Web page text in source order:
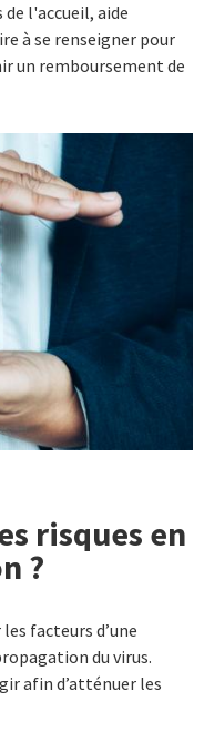
l'accueil, aide
à se renseigner pour
un remboursement de
risques en
?
facteurs d’une
du virus.
afin d’atténuer les